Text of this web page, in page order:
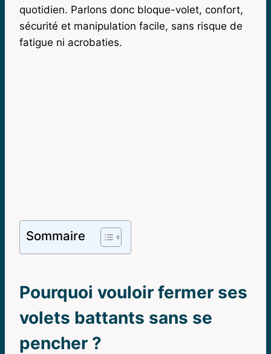
quotidien. Parlons donc bloque-volet, confort,
sécurité et manipulation facile, sans risque de
fatigue ni acrobaties.
Sommaire
Pourquoi vouloir fermer ses
volets battants sans se
pencher ?